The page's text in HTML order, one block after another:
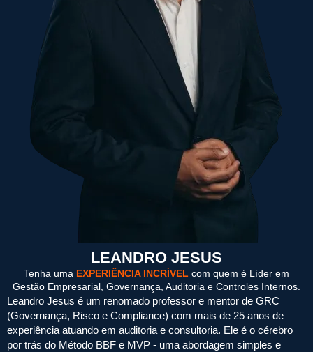
LEANDRO JESUS
Tenha uma EXPERIÊNCIA INCRÍVEL com quem é Líder em
Gestão Empresarial, Governança, Auditoria e Controles Internos.
Leandro Jesus é um renomado professor e mentor de GRC
(Governança, Risco e Compliance) com mais de 25 anos de
experiência atuando em auditoria e consultoria. Ele é o cérebro
por trás do Método BBF e MVP - uma abordagem simples e